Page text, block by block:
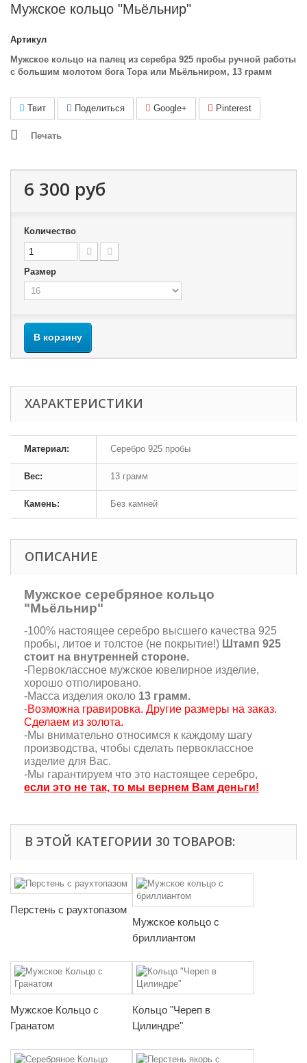
Мужское кольцо "Мьёльнир"
Артикул
Мужское кольцо на палец из серебра 925 пробы ручной работы
с большим молотом бога Тора или Мьёльниром, 13 грамм
Твит Поделиться Google+ Pinterest
Печать
6 300 руб
Количество
Размер
В корзину
ХАРАКТЕРИСТИКИ
Материал: Серебро 925 пробы
Вес: 13 грамм
Камень: Без камней
ОПИСАНИЕ
Мужское серебряное кольцо
"Мьёльнир"
-100% настоящее серебро высшего качества 925
пробы, литое и толстое (не покрытие!) Штамп 925
стоит на внутренней стороне.
-Первоклассное мужское ювелирное изделие,
хорошо отполировано.
-Масса изделия около 13 грамм.
-Возможна гравировка. Другие размеры на заказ.
Сделаем из золота.
-Мы внимательно относимся к каждому шагу
производства, чтобы сделать первоклассное
изделие для Вас.
-Мы гарантируем что это настоящее серебро,
если это не так, то мы вернем Вам деньги!
В ЭТОЙ КАТЕГОРИИ 30 ТОВАРОВ:
Перстень с раухтопазом
Мужское кольцо с
бриллиантом
Мужское Кольцо с
Гранатом
Кольцо "Череп в
Цилиндре"